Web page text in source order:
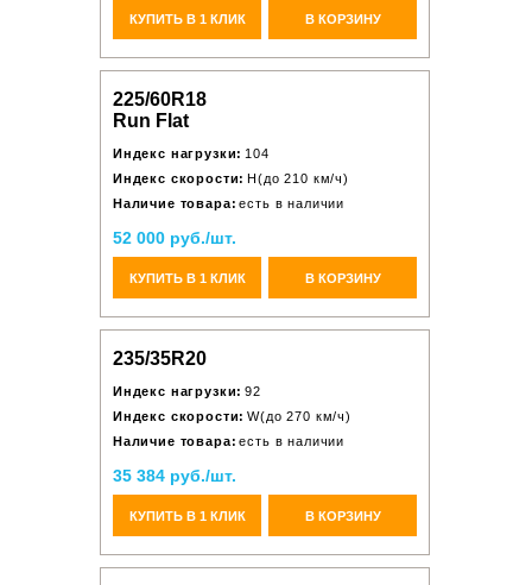
КУПИТЬ В 1 КЛИК В КОРЗИНУ
225/60R18
Run Flat
Индекс нагрузки: 104
Индекс скорости: H(до 210 км/ч)
Наличие товара: есть в наличии
52 000 руб./шт.
КУПИТЬ В 1 КЛИК В КОРЗИНУ
235/35R20
Индекс нагрузки: 92
Индекс скорости: W(до 270 км/ч)
Наличие товара: есть в наличии
35 384 руб./шт.
КУПИТЬ В 1 КЛИК В КОРЗИНУ